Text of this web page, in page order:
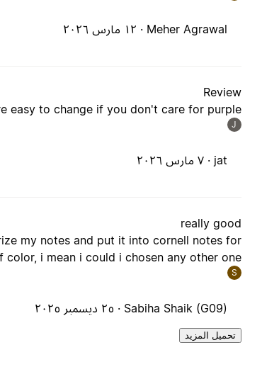
Meher Agrawal · ١٢ مارس ٢٠٢٦
Review
easy to change if you don't care for purple
J
jat · ٧ مارس ٢٠٢٦
really good
my notes and put it into cornell notes for
i mean i could i chosen any other one.
S
Sabiha Shaik (G09) · ٢٥ ديسمبر ٢٠٢٥
تحميل المزيد